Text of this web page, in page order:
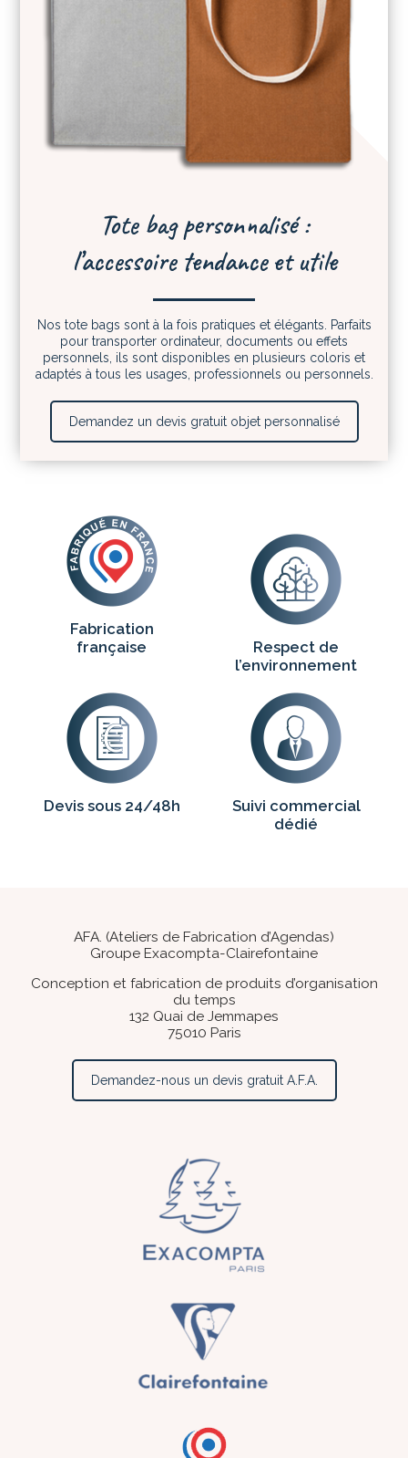
Tote bag personnalisé :
l’accessoire tendance et utile
Nos tote bags sont à la fois pratiques et élégants. Parfaits
pour transporter ordinateur, documents ou effets
personnels, ils sont disponibles en plusieurs coloris et
adaptés à tous les usages, professionnels ou personnels.
Demandez un devis gratuit objet personnalisé
Fabrication
française
Respect de
l’environnement
Devis sous 24/48h
Suivi commercial
dédié
AFA. (Ateliers de Fabrication d’Agendas)
Groupe Exacompta-Clairefontaine
Conception et fabrication de produits d’organisation
du temps
132 Quai de Jemmapes
75010 Paris
Demandez-nous un devis gratuit A.F.A.